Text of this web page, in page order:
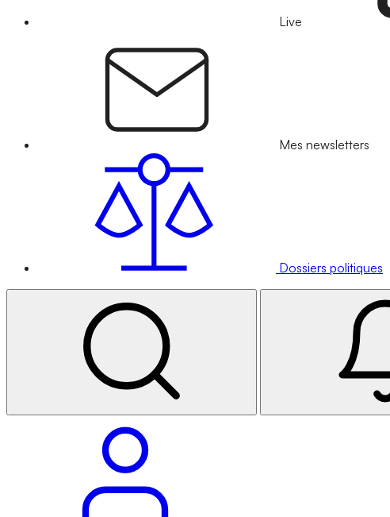
Live
Mes newsletters
Dossiers politiques